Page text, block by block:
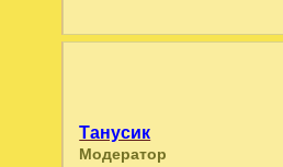
Танусик
Модератор